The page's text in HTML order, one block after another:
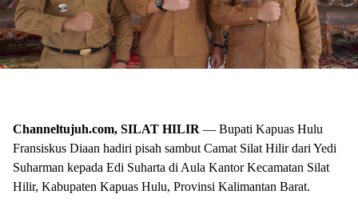
Channeltujuh.com, SILAT HILIR — Bupati Kapuas Hulu
Fransiskus Diaan hadiri pisah sambut Camat Silat Hilir dari Yedi
Suharman kepada Edi Suharta di Aula Kantor Kecamatan Silat
Hilir, Kabupaten Kapuas Hulu, Provinsi Kalimantan Barat.